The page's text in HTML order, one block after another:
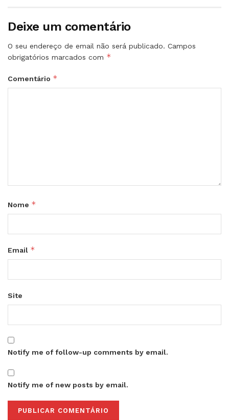
Deixe um comentário
O seu endereço de email não será publicado. Campos
obrigatórios marcados com *
Comentário *
Nome *
Email *
Site
Notify me of follow-up comments by email.
Notify me of new posts by email.